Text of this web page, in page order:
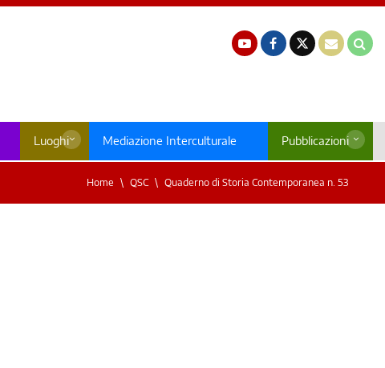
Luoghi Mediazione Interculturale Pubblicazioni
Home QSC Quaderno di Storia Contemporanea n. 53